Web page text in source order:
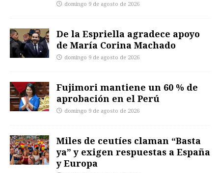
domingo 9 de agosto de 2026
De la Espriella agradece apoyo
de María Corina Machado
domingo 9 de agosto de 2026
Fujimori mantiene un 60 % de
aprobación en el Perú
domingo 9 de agosto de 2026
Miles de ceutíes claman “Basta
ya” y exigen respuestas a España
y Europa